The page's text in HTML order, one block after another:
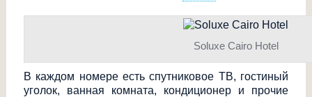
Soluxe Cairo Hotel
В каждом номере есть спутниковое ТВ, гостиный
уголок, ванная комната, кондиционер и прочие